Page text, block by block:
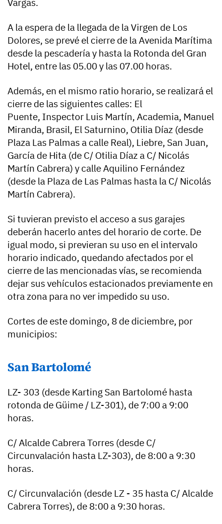
A la espera de la llegada de la Virgen de Los
Dolores, se prevé el cierre de la Avenida Marítima
desde la pescadería y hasta la Rotonda del Gran
Hotel, entre las 05.00 y las 07.00 horas.
Además, en el mismo ratio horario, se realizará el
cierre de las siguientes calles: El
Puente, Inspector Luis Martín, Academia, Manuel
Miranda, Brasil, El Saturnino, Otilia Díaz (desde
Plaza Las Palmas a calle Real), Liebre, San Juan,
García de Hita (de C/ Otilia Díaz a C/ Nicolás
Martín Cabrera) y calle Aquilino Fernández
(desde la Plaza de Las Palmas hasta la C/ Nicolás
Martín Cabrera).
Si tuvieran previsto el acceso a sus garajes
deberán hacerlo antes del horario de corte. De
igual modo, si previeran su uso en el intervalo
horario indicado, quedando afectados por el
cierre de las mencionadas vías, se recomienda
dejar sus vehículos estacionados previamente en
otra zona para no ver impedido su uso.
Cortes de este domingo, 8 de diciembre, por
municipios:
San Bartolomé
LZ- 303 (desde Karting San Bartolomé hasta
rotonda de Güime / LZ-301), de 7:00 a 9:00
horas.
C/ Alcalde Cabrera Torres (desde C/
Circunvalación hasta LZ-303), de 8:00 a 9:30
horas.
C/ Circunvalación (desde LZ - 35 hasta C/ Alcalde
Cabrera Torres), de 8:00 a 9:30 horas.